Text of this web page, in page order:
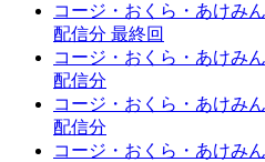
コージ・おくら・あけみ
配信分 最終回
コージ・おくら・あけみ
配信分
コージ・おくら・あけみ
配信分
コージ・おくら・あけみ